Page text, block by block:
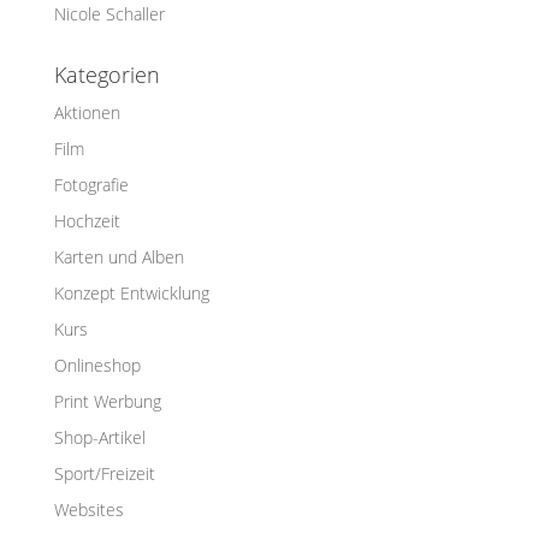
Nicole Schaller
Kategorien
Aktionen
Film
Fotografie
Hochzeit
Karten und Alben
Konzept Entwicklung
Kurs
Onlineshop
Print Werbung
Shop-Artikel
Sport/Freizeit
Websites